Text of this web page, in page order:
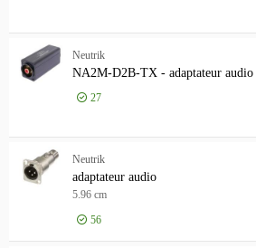
Longueur
- cm
24 pin USB-C
DisplayPort 20 broches
Neutrik
NA2M-D2B-TX - adaptateur audio
27
Neutrik
adaptateur audio
5.96 cm
56